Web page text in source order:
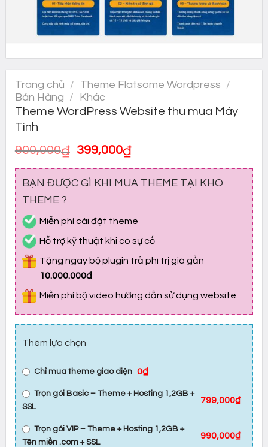
Trang chủ / Theme Flatsome Wordpress /
Bán Hàng / Khác
Theme WordPress Website thu mua Máy
Tính
900,000₫ Giá
là:
900,000₫.
399,000₫Giá
là:
BẠN ĐƯỢC GÌ KHI MUA THEME TẠI KHO
THEME ?
Miễn phí cài đặt theme
Hỗ trợ kỹ thuật khi có sự cố
Tặng ngay bộ plugin trả phí trị giá gần
10.000.000đ
Miễn phí bộ video hướng dẫn sử dụng website
Thêm lựa chọn
Chỉ mua theme giao diện 0₫
Trọn gói Basic – Theme + Hosting 1,2GB +
SSL
799,000₫
Trọn gói VIP – Theme + Hosting 1,2GB +
Tên miền .com + SSL
990,000₫